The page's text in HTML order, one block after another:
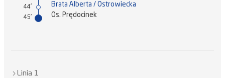
44' Brata Alberta / Ostrowiecka
45' Os. Prędocinek
Linia 1